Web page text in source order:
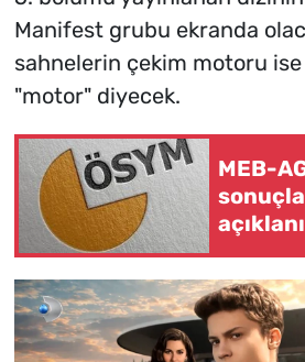
Manifest grubu ekranda
sahnelerin çekim motoru
"motor" diyecek.
MEB-
takvimi